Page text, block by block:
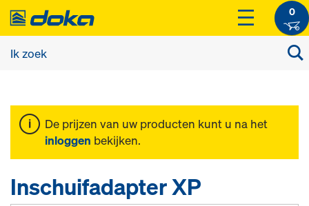
0
De prijzen van uw producten kunt u na het
inloggen bekijken.
Inschuifadapter XP